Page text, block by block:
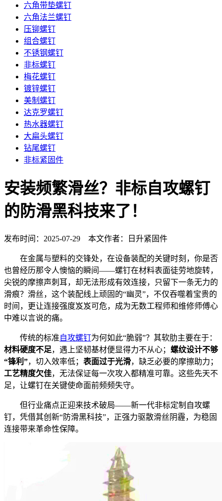
六角带垫螺钉
六角法兰螺钉
压铆螺钉
组合螺钉
不锈钢螺钉
非标螺钉
梅花螺钉
镀锌螺钉
美制螺钉
达克罗螺钉
热水器螺钉
大扁头螺钉
钻尾螺钉
非标紧固件
安装频繁滑丝？非标自攻螺钉
的防滑黑科技来了！
发布时间：2025-07-29 本文作者：日升紧固件
在金属与塑料的交锋处，在设备装配的关键时刻，你是否
也曾经历那令人懊恼的瞬间——螺钉在材料表面徒劳地旋转，
尖锐的摩擦声刺耳，却无法形成有效连接，只留下一条无力的
滑痕？滑丝，这个装配线上顽固的“幽灵”，不仅吞噬着宝贵的
时间，更让连接强度岌岌可危，成为无数工程师和维修师傅心
中难以言说的痛。
传统的标准自攻螺钉为何如此“脆弱”？其软肋主要在于：
材料硬度不足，遇上坚韧基材便显得力不从心； 螺纹设计不够
“锋利”，切入效率低； 表面过于光滑，缺乏必要的摩擦助力；
工艺精度欠佳，无法保证每一次攻入都精准可靠。这些先天不
足，让螺钉在关键使命面前频频失守。
但行业痛点正迎来技术破局——新一代非标定制自攻螺
钉，凭借其创新“防滑黑科技”，正强力驱散滑丝阴霾，为稳固
连接带来革命性保障。